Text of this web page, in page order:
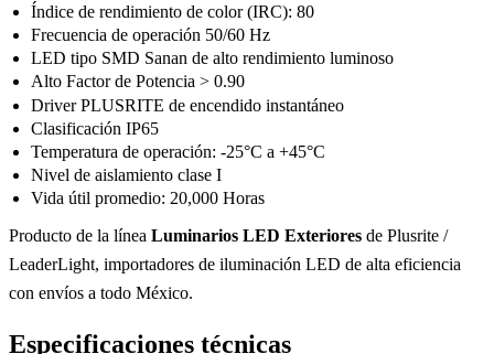
Índice de rendimiento de color (IRC): 80
Frecuencia de operación 50/60 Hz
LED tipo SMD Sanan de alto rendimiento luminoso
Alto Factor de Potencia > 0.90
Driver PLUSRITE de encendido instantáneo
Clasificación IP65
Temperatura de operación: -25°C a +45°C
Nivel de aislamiento clase I
Vida útil promedio: 20,000 Horas
Producto de la línea Luminarios LED Exteriores de Plusrite /
LeaderLight, importadores de iluminación LED de alta eficiencia
con envíos a todo México.
Especificaciones técnicas